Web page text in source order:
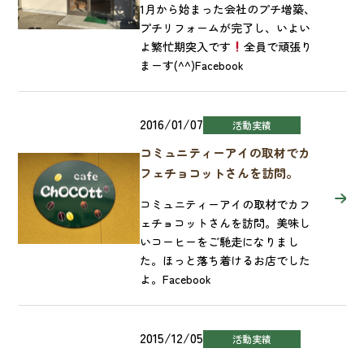
1月から始まった会社のプチ増築、
プチリフォームが完了し、いよい
よ繁忙期突入です
全員で頑張り
まーす(^^)Facebook
2016/01/07 活動実績
コミュニティーアイの取材でカ
フェチョコットさんを訪問。
コミュニティーアイの取材でカフ
ェチョコットさんを訪問。美味し
いコーヒーをご馳走になりまし
た。ほっと落ち着けるお店でした
よ。Facebook
2015/12/05 活動実績